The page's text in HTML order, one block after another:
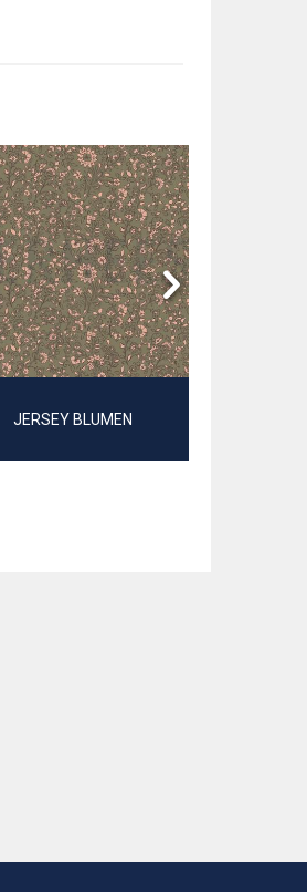
JERSEY BLUMEN